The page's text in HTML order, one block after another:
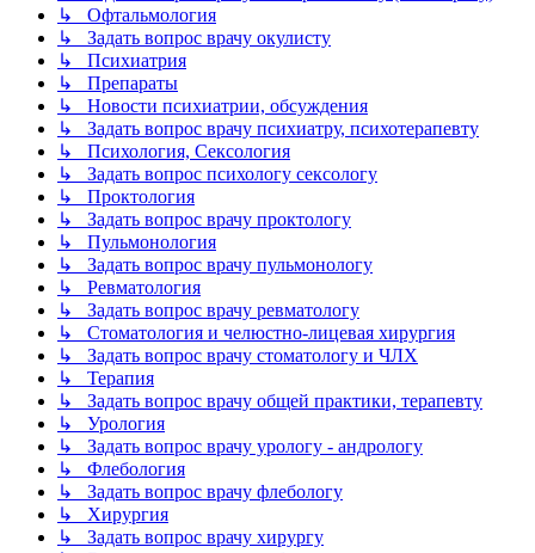
↳ Офтальмология
↳ Задать вопрос врачу окулисту
↳ Психиатрия
↳ Препараты
↳ Новости психиатрии, обсуждения
↳ Задать вопрос врачу психиатру, психотерапевту
↳ Психология, Сексология
↳ Задать вопрос психологу сексологу
↳ Проктология
↳ Задать вопрос врачу проктологу
↳ Пульмонология
↳ Задать вопрос врачу пульмонологу
↳ Ревматология
↳ Задать вопрос врачу ревматологу
↳ Стоматология и челюстно-лицевая хирургия
↳ Задать вопрос врачу стоматологу и ЧЛХ
↳ Терапия
↳ Задать вопрос врачу общей практики, терапевту
↳ Урология
↳ Задать вопрос врачу урологу - андрологу
↳ Флебология
↳ Задать вопрос врачу флебологу
↳ Хирургия
↳ Задать вопрос врачу хирургу